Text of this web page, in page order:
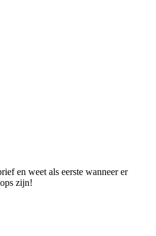
en weet als eerste wanneer er
zijn!